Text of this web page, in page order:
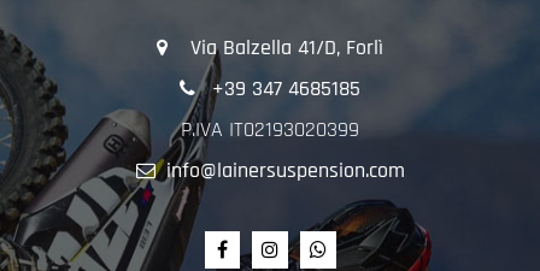
Via Balzella 41/D, Forlì
+39 347 4685185
P.IVA IT02193020399
info@lainersuspension.com